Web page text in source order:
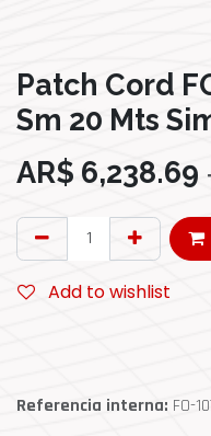
Patch Cord
Sm 20 Mts
AR$ 6,238.69
Add to wishlist
Referencia interna: FO-